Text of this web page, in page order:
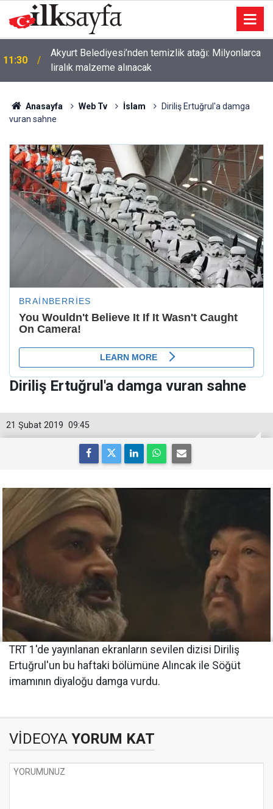
11:30
Akyurt Belediyesi’nden temizlik atağı: Milyonlarca
liralık malzeme alınacak
Anasayfa Web Tv İslam
Diriliş Ertuğrul'a damga
vuran sahne
Diriliş Ertuğrul'a damga vuran sahne
09:45
21 Şubat 2019
TRT 1'de yayınlanan ekranların sevilen dizisi Diriliş
Ertuğrul'un bu haftaki bölümüne Alıncak ile Söğüt
imamının diyaloğu damga vurdu.
VİDEOYA YORUM KAT